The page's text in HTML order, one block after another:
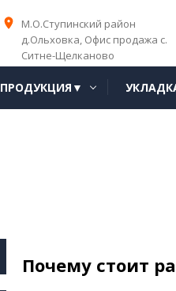
place
М.О.Ступинский район
д.Ольховка,
place
Офис продажа с.
Ситне-Щелканово
ПРОДУКЦИЯ▼
Почему стоит